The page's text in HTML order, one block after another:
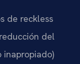
de reckless
del
inapropiado)